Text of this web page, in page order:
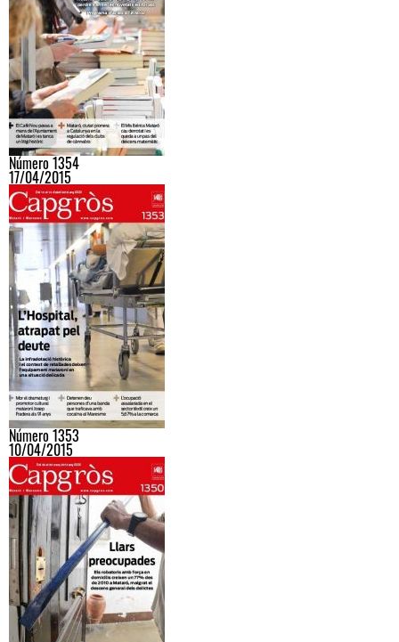
Número 1354
17/04/2015
Número 1353
10/04/2015